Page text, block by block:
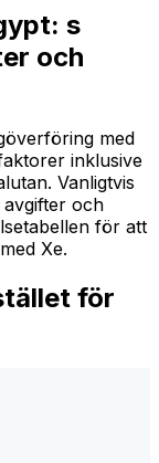
s
och
med
inklusive
Vanligtvis
och
för att
Xe.
för